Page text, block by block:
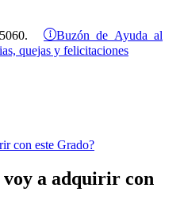
5060.
Buzón de Ayuda al
quejas y felicitaciones
con este Grado?
voy a adquirir con